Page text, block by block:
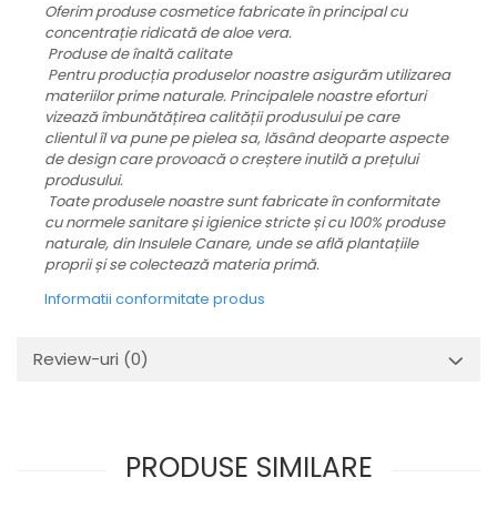
Oferim produse cosmetice fabricate în principal cu
concentrație ridicată de aloe vera.
Produse de înaltă calitate
Pentru producția produselor noastre asigurăm utilizarea
materiilor prime naturale. Principalele noastre eforturi
vizează îmbunătățirea calității produsului pe care
clientul îl va pune pe pielea sa, lăsând deoparte aspecte
de design care provoacă o creștere inutilă a prețului
produsului.
Toate produsele noastre sunt fabricate în conformitate
cu normele sanitare și igienice stricte și cu 100% produse
naturale, din Insulele Canare, unde se află plantațiile
proprii și se colectează materia primă.
Informatii conformitate produs
Review-uri (0)
PRODUSE SIMILARE